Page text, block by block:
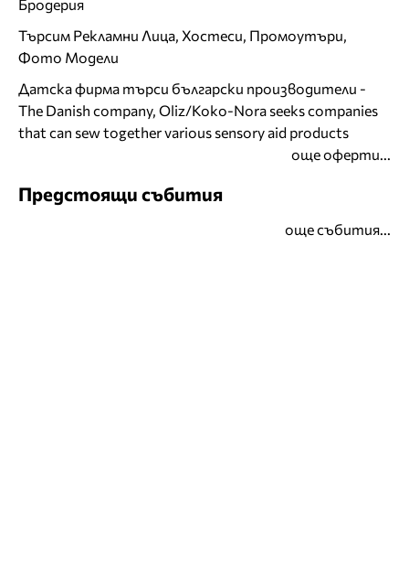
Бродерия
Търсим Рекламни Лица, Хостеси, Промоутъри,
Фото Модели
Датска фирма търси български производители -
The Danish company, Oliz/Koko-Nora seeks companies
that can sew together various sensory aid products
още оферти...
Предстоящи събития
още събития...